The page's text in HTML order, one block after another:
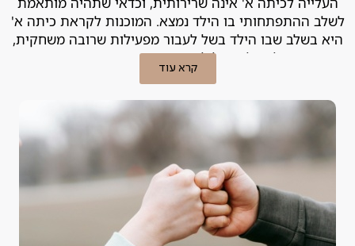
לשלב ההתפתחותי בו הילד נמצא. המוכנות לקראת כיתה א'
היא בשלב שבו הילד בשל לעבור מפעילות שרובה משחקית,
לפעילות של למידה מובנית ומסודרת.
קרא עוד